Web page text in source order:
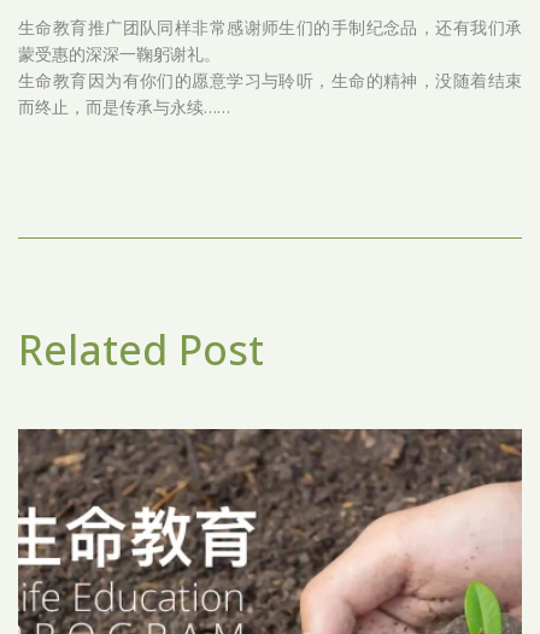
生命教育推广团队同样非常感谢师生们的手制纪念品，还有我们承
蒙受惠的深深一鞠躬谢礼。
生命教育因为有你们的愿意学习与聆听，生命的精神，没随着结束
而终止，而是传承与永续……
Related Post